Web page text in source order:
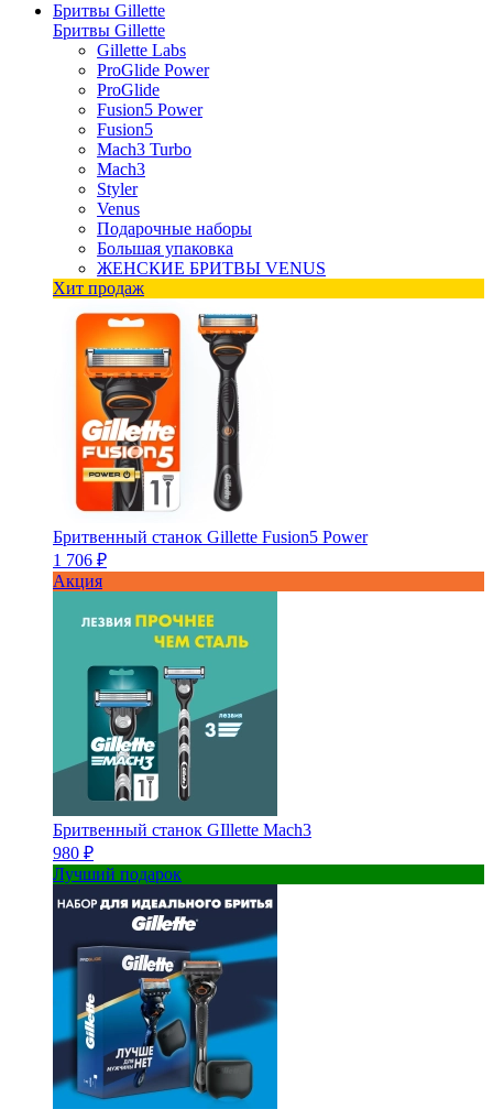
Бритвы Gillette
Бритвы Gillette
Gillette Labs
ProGlide Power
ProGlide
Fusion5 Power
Fusion5
Mach3 Turbo
Mach3
Styler
Venus
Подарочные наборы
Большая упаковка
ЖЕНСКИЕ БРИТВЫ VENUS
Хит продаж
Бритвенный станок Gillette Fusion5 Power
1 706 ₽
Акция
Бритвенный станок GIllette Mach3
980 ₽
Лучший подарок